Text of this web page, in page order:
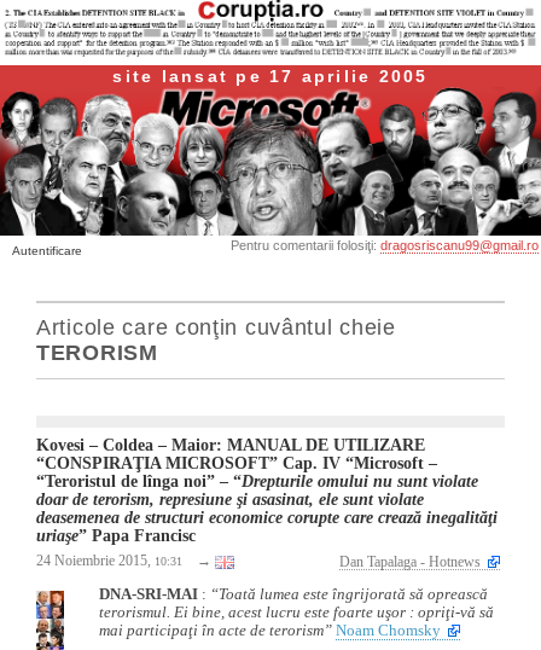
site lansat pe 17 aprilie 2005
Autentificare Pentru comentarii folosiţi: dragosriscanu99@gmail.ro
Articole care conţin cuvântul cheie
TERORISM
Kovesi – Coldea – Maior: MANUAL DE UTILIZARE
“CONSPIRAŢIA MICROSOFT” Cap. IV “Microsoft –
“Teroristul de lînga noi” – “Drepturile omului nu sunt violate
doar de terorism, represiune şi asasinat, ele sunt violate
deasemenea de structuri economice corupte care crează inegalităţi
uriaşe” Papa Francisc
24 Noiembrie 2015, 10:31 → Dan Tapalaga - Hotnews
DNA-SRI-MAI: “Toată lumea este îngrijorată să oprească
terorismul. Ei bine, acest lucru este foarte uşor : opriţi-vă să
mai participaţi în acte de terorism” Noam Chomsky